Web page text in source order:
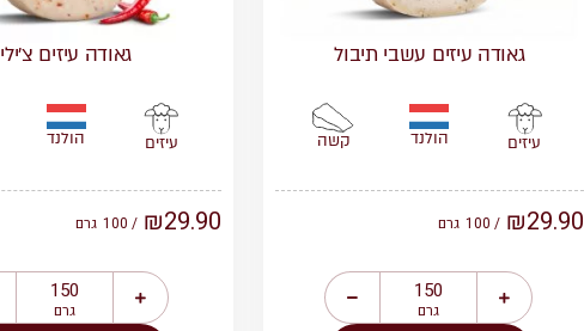
גאודה עיזים עשבי תיבול
עיזים הולנד קשה
₪29.90
/ 100 גרם
גרם
גאודה עיזים צ’ילי
עיזים הולנד
₪29.90
/ 100 גרם
גרם